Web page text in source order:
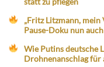
„Fritz Litzmann, mein
Pause-Doku nun
Wie Putins deutsche
Drohnenanschlag für